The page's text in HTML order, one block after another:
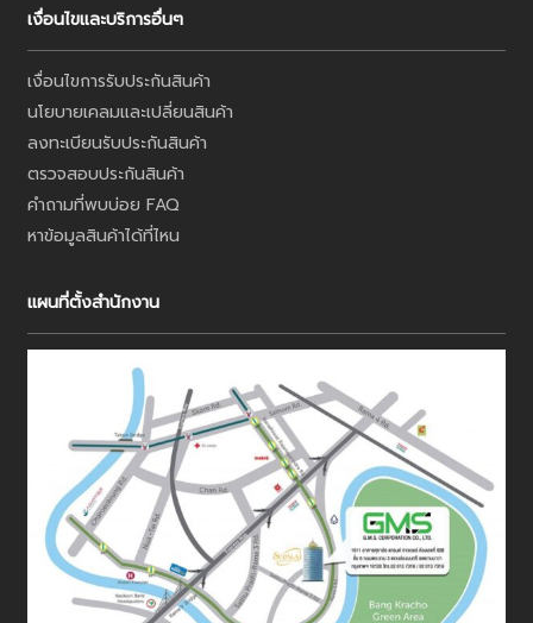
เงื่อนไขและบริการอื่นๆ
เงื่อนไขการรับประกันสินค้า
นโยบายเคลมและเปลี่ยนสินค้า
ลงทะเบียนรับประกันสินค้า
ตรวจสอบประกันสินค้า
คำถามที่พบบ่อย FAQ
หาข้อมูลสินค้าได้ที่ไหน
แผนที่ตั้งสำนักงาน